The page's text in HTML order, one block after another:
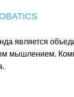
является
мышлением.